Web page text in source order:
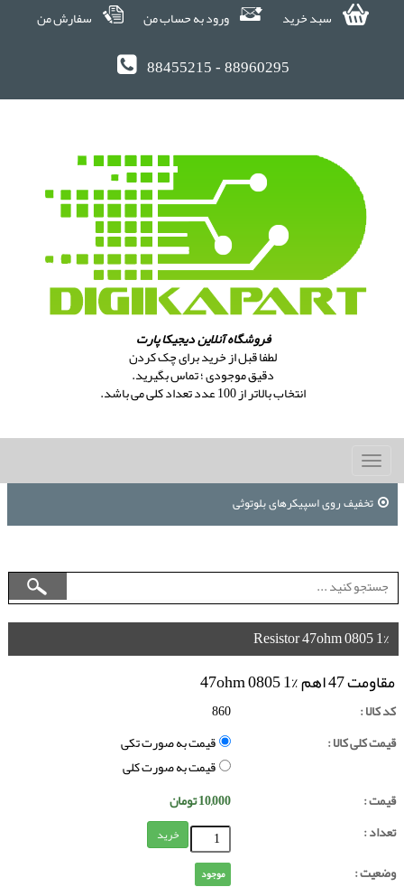
سبد خرید ورود به حساب من سفارش من
88455215 - 88960295
فروشگاه آنلاین دیجیکا پارت
لطفا قبل از خرید برای چک کردن
دقیق موجودی ؛ تماس بگیرید.
انتخاب بالاتر از 100 عدد تعداد کلی می باشد.
Toggle
navigation
تخفیف روی اسپیکرهای بلوتوثی
Resistor 47ohm 0805 1%
مقاومت 47 اهم 47ohm 0805 1%
کد کالا :
860
قیمت کلی کالا :
قیمت به صورت تکی
قیمت به صورت کلی
قیمت :
10,000تومان
تعداد :
خرید
وضعیت : موجود